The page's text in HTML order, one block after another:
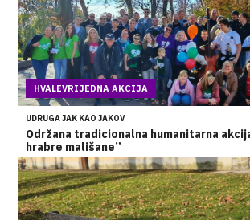
HVALEVRIJEDNA AKCIJA
UDRUGA JAK KAO JAKOV
Održana tradicionalna humanitarna
hrabre mališane”